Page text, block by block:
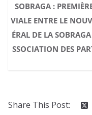
SOBRAGA :
VIALE ENTRE LE
ÉRAL DE LA
SSOCIATION DES
Share This Post: